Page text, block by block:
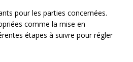
pour les parties concernées.
comme la mise en
étapes à suivre pour régler